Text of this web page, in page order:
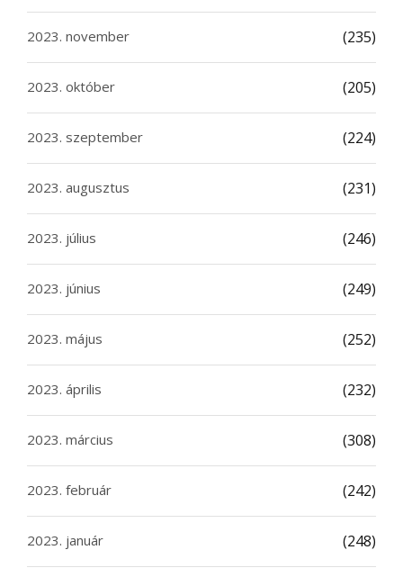
2023. november (235)
2023. október (205)
2023. szeptember (224)
2023. augusztus (231)
2023. július (246)
2023. június (249)
2023. május (252)
2023. április (232)
2023. március (308)
2023. február (242)
2023. január (248)